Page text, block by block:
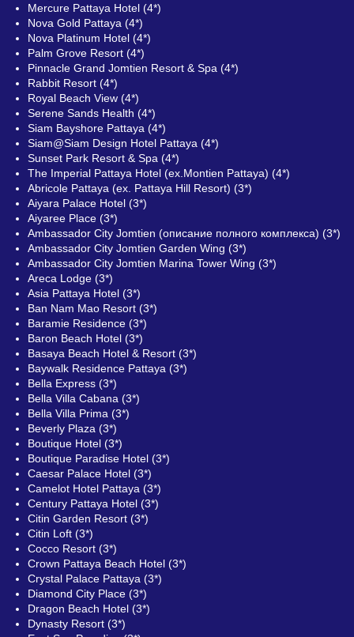
Mercure Pattaya Hotel (4*)
Nova Gold Pattaya (4*)
Nova Platinum Hotel (4*)
Palm Grove Resort (4*)
Pinnacle Grand Jomtien Resort & Spa (4*)
Rabbit Resort (4*)
Royal Beach View (4*)
Serene Sands Health (4*)
Siam Bayshore Pattaya (4*)
Siam@Siam Design Hotel Pattaya (4*)
Sunset Park Resort & Spa (4*)
The Imperial Pattaya Hotel (ex.Montien Pattaya) (4*)
Abricole Pattaya (ex. Pattaya Hill Resort) (3*)
Aiyara Palace Hotel (3*)
Aiyaree Place (3*)
Ambassador City Jomtien (описание полного комплекса) (3*)
Ambassador City Jomtien Garden Wing (3*)
Ambassador City Jomtien Marina Tower Wing (3*)
Areca Lodge (3*)
Asia Pattaya Hotel (3*)
Ban Nam Mao Resort (3*)
Baramie Residence (3*)
Baron Beach Hotel (3*)
Basaya Beach Hotel & Resort (3*)
Baywalk Residence Pattaya (3*)
Bella Express (3*)
Bella Villa Cabana (3*)
Bella Villa Prima (3*)
Beverly Plaza (3*)
Boutique Hotel (3*)
Boutique Paradise Hotel (3*)
Caesar Palace Hotel (3*)
Camelot Hotel Pattaya (3*)
Century Pattaya Hotel (3*)
Citin Garden Resort (3*)
Citin Loft (3*)
Cocco Resort (3*)
Crown Pattaya Beach Hotel (3*)
Crystal Palace Pattaya (3*)
Diamond City Place (3*)
Dragon Beach Hotel (3*)
Dynasty Resort (3*)